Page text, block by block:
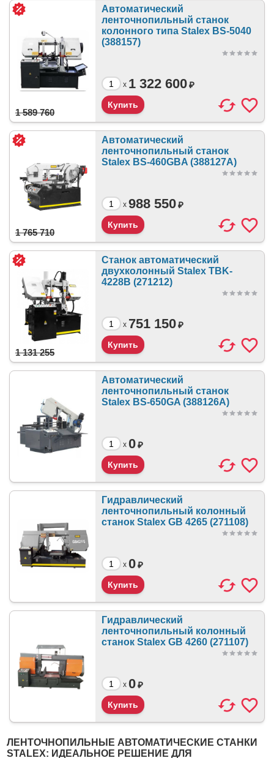
Автоматический
ленточнопильный станок
колонного типа Stalex BS-5040
(388157)
x
1 589 760
1 322 600₽
Автоматический
ленточнопильный станок
Stalex BS-460GBA (388127А)
x
1 765 710
988 550₽
Станок автоматический
двухколонный Stalex TBK-
4228B (271212)
x
1 131 255
751 150₽
Автоматический
ленточнопильный станок
Stalex BS-650GA (388126A)
x 0₽
Гидравлический
ленточнопильный колонный
станок Stalex GB 4265 (271108)
x 0₽
Гидравлический
ленточнопильный колонный
станок Stalex GB 4260 (271107)
x 0₽
ЛЕНТОЧНОПИЛЬНЫЕ АВТОМАТИЧЕСКИЕ СТАНКИ
STALEX: ИДЕАЛЬНОЕ РЕШЕНИЕ ДЛЯ